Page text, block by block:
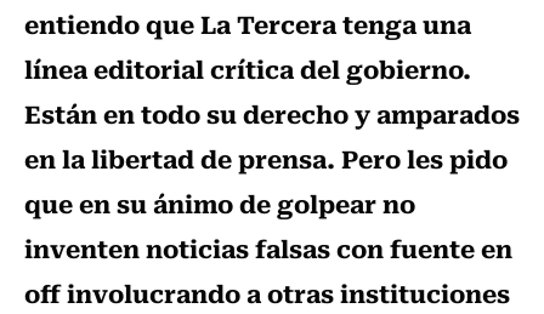
entiendo que La Tercera tenga una
línea editorial crítica del gobierno.
Están en todo su derecho y amparados
en la libertad de prensa. Pero les pido
que en su ánimo de golpear no
inventen noticias falsas con fuente en
off involucrando a otras instituciones